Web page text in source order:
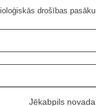
drošības
Jēkabpils